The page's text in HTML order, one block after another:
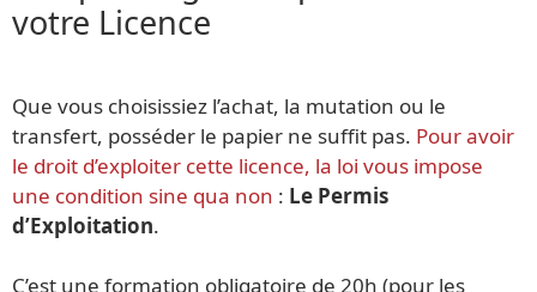
votre Licence
Que vous choisissiez l’achat, la mutation ou le
transfert, posséder le papier ne suffit pas. Pour avoir
le droit d’exploiter cette licence, la loi vous impose
une condition sine qua non : Le Permis
d’Exploitation.
C’est une formation obligatoire de 20h (pour les